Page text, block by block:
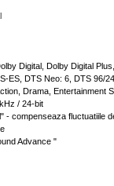
Digital, Dolby Digital
ES, DTS Neo: 6, DTS 96/
Drama, Entertainment
/ 24-bit
- compenseaza fluctuatiile
Advance "